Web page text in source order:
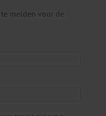
melden voor de